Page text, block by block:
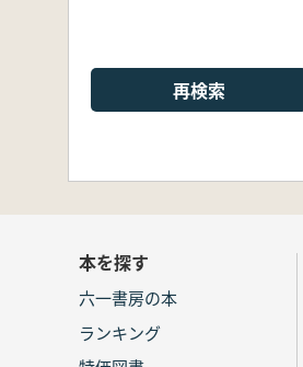
再検索
本を探す
六一書房の本
ランキング